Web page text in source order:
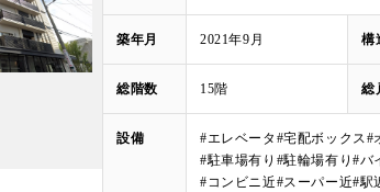
築年月 2021年9月 構
総階数 15階 総
設備 #エレベータ #宅配ボックス#
#駐車場有り #駐輪場有り#バ
#コンビニ近#スーパー近#駅